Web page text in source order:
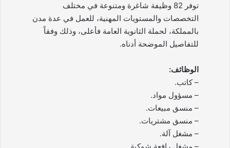
توفر 82 وظيفة شاغرة ومتنوعة في مختلف
التخصصات والمستويات المهنية، للعمل في عدة مدن
بالمملكة، لحملة الثانوية العامة فأعلى، وذلك وفقاً
للتفاصيل الموضحة أدناه.
الوظائف:
– كاتب.
– مسؤول مواد.
– منسق مبيعات.
– منسق مشتريات.
– مشغل آلة.